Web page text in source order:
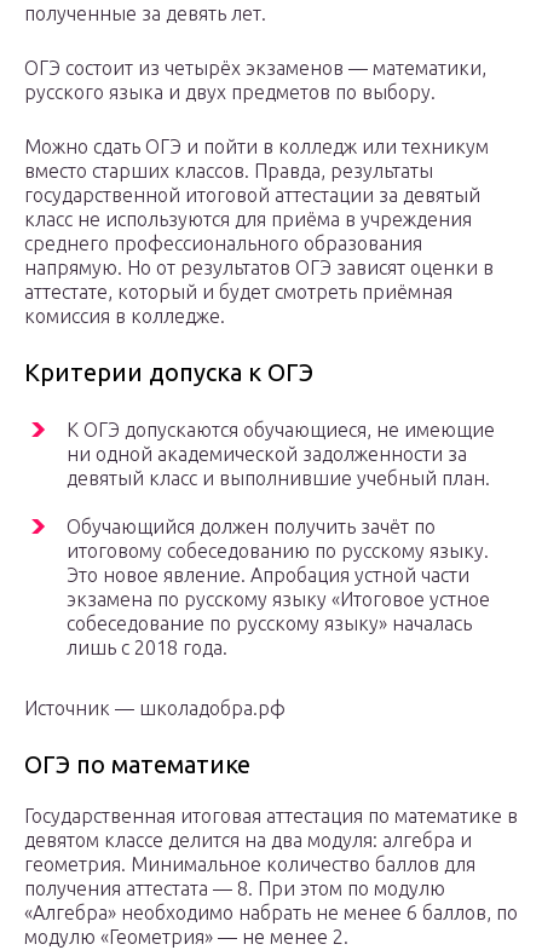
полученные за девять лет.
ОГЭ состоит из четырёх экзаменов — математики,
русского языка и двух предметов по выбору.
Можно сдать ОГЭ и пойти в колледж или техникум
вместо старших классов. Правда, результаты
государственной итоговой аттестации за девятый
класс не используются для приёма в учреждения
среднего профессионального образования
напрямую. Но от результатов ОГЭ зависят оценки в
аттестате, который и будет смотреть приёмная
комиссия в колледже.
Критерии допуска к ОГЭ
К ОГЭ допускаются обучающиеся, не имеющие
ни одной академической задолженности за
девятый класс и выполнившие учебный план.
Обучающийся должен получить зачёт по
итоговому собеседованию по русскому языку.
Это новое явление. Апробация устной части
экзамена по русскому языку «Итоговое устное
собеседование по русскому языку» началась
лишь с 2018 года.
Источник — школадобра.рф‍
ОГЭ по математике
Государственная итоговая аттестация по математике в
девятом классе делится на два модуля: алгебра и
геометрия. Минимальное количество баллов для
получения аттестата — 8. При этом по модулю
«Алгебра» необходимо набрать не менее 6 баллов, по
модулю «Геометрия» — не менее 2.